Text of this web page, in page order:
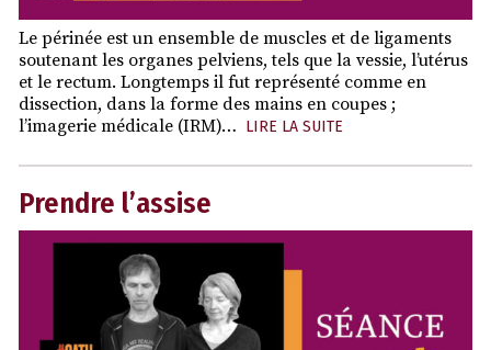
Le périnée est un ensemble de muscles et de ligaments
soutenant les organes pelviens, tels que la vessie, l’utérus
et le rectum. Longtemps il fut représenté comme en
dissection, dans la forme des mains en coupes ;
l’imagerie médicale (IRM)… LIRE LA SUITE
Prendre l’assise